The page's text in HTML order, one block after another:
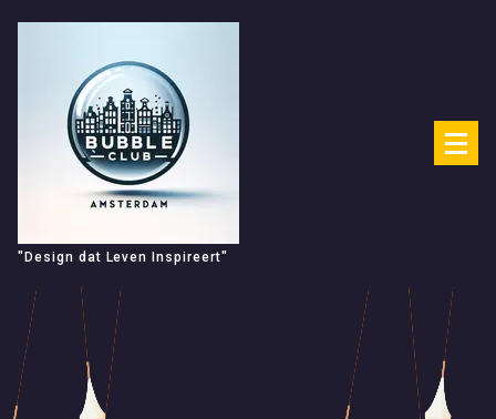
"Design dat Leven Inspireert"